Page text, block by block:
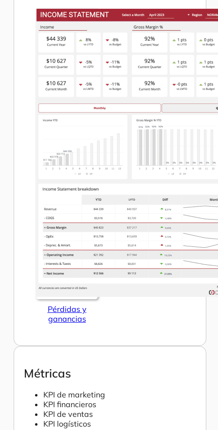
Pérdidas y
ganancias
Métricas
KPI de marketing
KPI financieros
KPI de ventas
KPI logísticos